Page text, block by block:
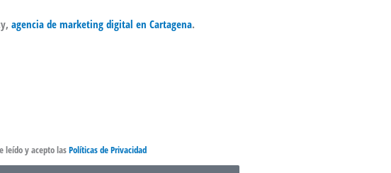
, agencia de marketing digital en Cartagena.
leído y acepto lasPolíticas de Privacidad